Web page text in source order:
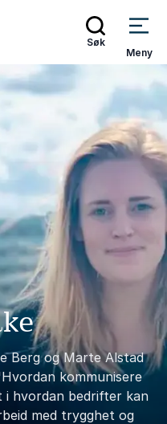
Søk
Meny
Berg og Marte Alstad
kommunisere
hvordan bedrifter kan
med trygghet og